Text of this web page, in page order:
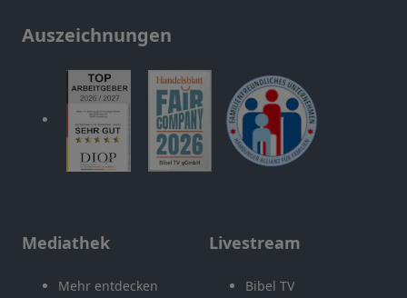
Auszeichnungen
Mediathek
Mehr entdecken
Livestream
Bibel TV